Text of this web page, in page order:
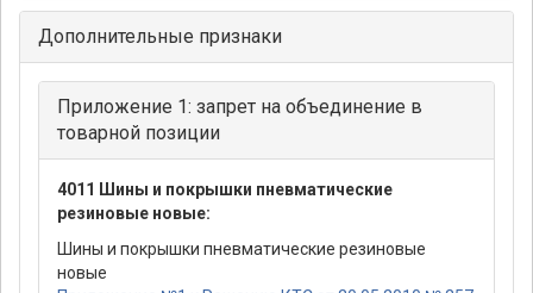
Дополнительные признаки
Приложение 1: запрет на объединение в
товарной позиции
4011 Шины и покрышки пневматические
резиновые новые:
Шины и покрышки пневматические резиновые
новые